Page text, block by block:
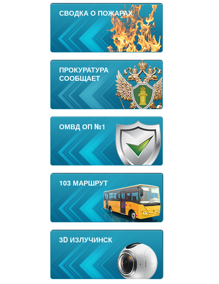
СВОДКА О ПОЖАРАХ
ПРОКУРАТУРА
СООБЩАЕТ
ОМВД ОП №1
103 МАРШРУТ
3D ИЗЛУЧИНСК